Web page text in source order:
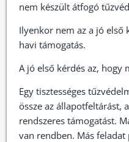
nem készült átfogó
Ilyenkor nem az a jó első
havi támogatás.
A jó első kérdés az, hogy
Egy tisztességes
össze az állapotfeltárást,
rendszeres támogatást.
van rendben. Más